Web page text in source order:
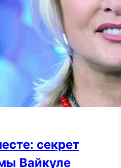
секрет
Вайкуле